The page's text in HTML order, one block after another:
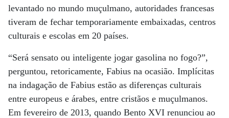
levantado no mundo muçulmano, autoridades francesas
tiveram de fechar temporariamente embaixadas, centros
culturais e escolas em 20 países.
“Será sensato ou inteligente jogar gasolina no fogo?”,
perguntou, retoricamente, Fabius na ocasião. Implícitas
na indagação de Fabius estão as diferenças culturais
entre europeus e árabes, entre cristãos e muçulmanos.
Em fevereiro de 2013, quando Bento XVI renunciou ao